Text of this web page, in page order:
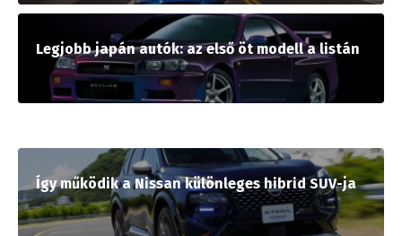
Legjobb japán autók: az első öt modell a listán
Így működik a Nissan különleges hibrid SUV-ja